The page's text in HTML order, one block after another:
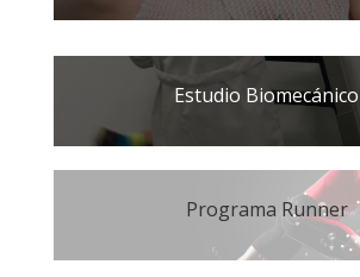
Estudio Biomecánico
Programa Runner